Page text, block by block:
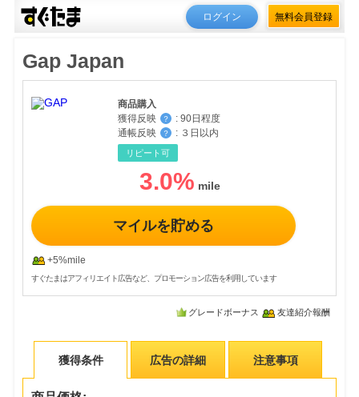
ログイン 無料会員登録
Gap Japan
商品購入
獲得反映
？ : 90日程度
通帳反映
？ : ３日以内
リピート可
3.0%
マイルを貯める
+5%mile
すぐたまはアフィリエイト広告など、プロモーション広告を利用しています
グレードボーナス 友達紹介報酬
獲得条件 広告の詳細 注意事項